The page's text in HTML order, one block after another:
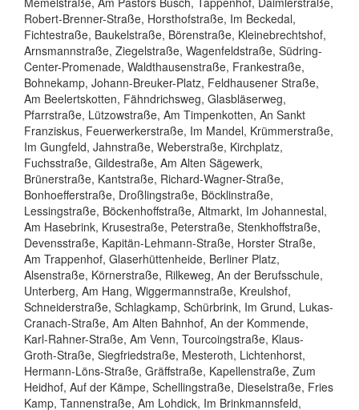
Robert-Brenner-Straße, Horsthofstraße, Im Beckedal,
Fichtestraße, Baukelstraße, Börenstraße, Kleinebrechtshof,
Arnsmannstraße, Ziegelstraße, Wagenfeldstraße, Südring-
Center-Promenade, Waldthausenstraße, Frankestraße,
Bohnekamp, Johann-Breuker-Platz, Feldhausener Straße,
Am Beelertskotten, Fähndrichsweg, Glasbläserweg,
Pfarrstraße, Lützowstraße, Am Timpenkotten, An Sankt
Franziskus, Feuerwerkerstraße, Im Mandel, Krümmerstraße,
Im Gungfeld, Jahnstraße, Weberstraße, Kirchplatz,
Fuchsstraße, Gildestraße, Am Alten Sägewerk,
Brünerstraße, Kantstraße, Richard-Wagner-Straße,
Bonhoefferstraße, Droßlingstraße, Böcklinstraße,
Lessingstraße, Böckenhoffstraße, Altmarkt, Im Johannestal,
Am Hasebrink, Krusestraße, Peterstraße, Stenkhoffstraße,
Devensstraße, Kapitän-Lehmann-Straße, Horster Straße,
Am Trappenhof, Glaserhüttenheide, Berliner Platz,
Alsenstraße, Körnerstraße, Rilkeweg, An der Berufsschule,
Unterberg, Am Hang, Wiggermannstraße, Kreulshof,
Schneiderstraße, Schlagkamp, Schürbrink, Im Grund, Lukas-
Cranach-Straße, Am Alten Bahnhof, An der Kommende,
Karl-Rahner-Straße, Am Venn, Tourcoingstraße, Klaus-
Groth-Straße, Siegfriedstraße, Mesteroth, Lichtenhorst,
Hermann-Löns-Straße, Gräffstraße, Kapellenstraße, Zum
Heidhof, Auf der Kämpe, Schellingstraße, Dieselstraße, Fries
Kamp, Tannenstraße, Am Lohdick, Im Brinkmannsfeld,